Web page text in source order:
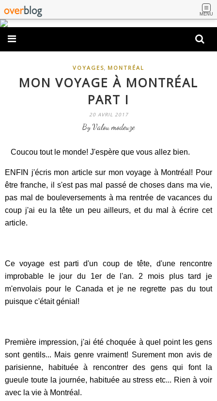
MENU
VOYAGES, MONTRÉAL
MON VOYAGE À MONTRÉAL
PART I
20 AVRIL 2017
By Valou modeuze
Coucou tout le monde! J'espère que vous allez bien.
ENFIN j'écris mon article sur mon voyage à Montréal! Pour
être franche, il s'est pas mal passé de choses dans ma vie,
pas mal de bouleversements à ma rentrée de vacances du
coup j'ai eu la tête un peu ailleurs, et du mal à écrire cet
article.
Ce voyage est parti d'un coup de tête, d'une rencontre
improbable le jour du 1er de l'an. 2 mois plus tard je
m'envolais pour le Canada et je ne regrette pas du tout
puisque c'était génial!
Première impression, j'ai été choquée à quel point les gens
sont gentils... Mais genre vraiment! Surement mon avis de
parisienne, habituée à rencontrer des gens qui font la
gueule toute la journée, habituée au stress etc... Rien à voir
avec la vie à Montréal.